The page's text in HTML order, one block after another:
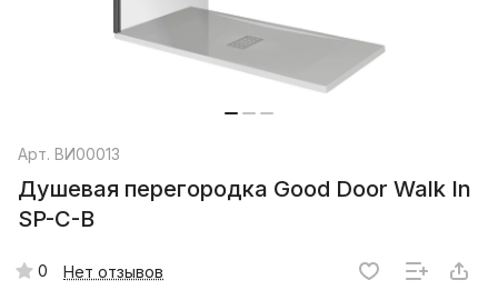
Арт. ВИ00013
Душевая перегородка Good Door Walk In
SP-C-B
0 Нет отзывов